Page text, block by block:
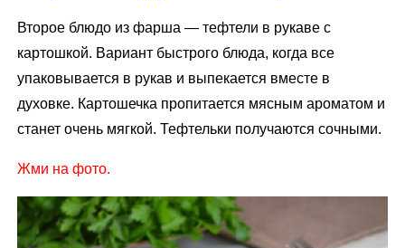
Второе блюдо из фарша — тефтели в рукаве с
картошкой. Вариант быстрого блюда, когда все
упаковывается в рукав и выпекается вместе в
духовке. Картошечка пропитается мясным ароматом и
станет очень мягкой. Тефтельки получаются сочными.
Жми на фото.